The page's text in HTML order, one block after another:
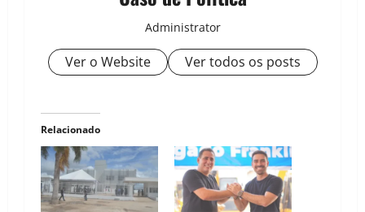
Administrator
Ver o Website Ver todos os posts
Relacionado